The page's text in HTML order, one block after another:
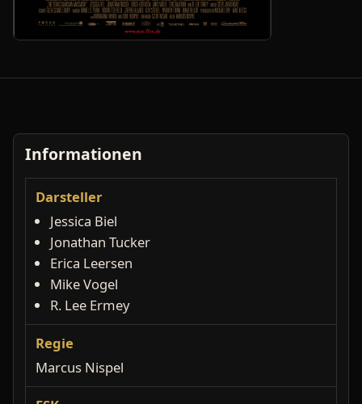
Informationen
Darsteller
Jessica Biel
Jonathan Tucker
Erica Leersen
Mike Vogel
R. Lee Ermey
Regie
Marcus Nispel